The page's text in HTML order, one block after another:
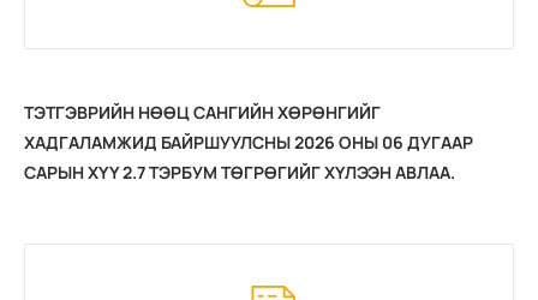
ТЭТГЭВРИЙН НӨӨЦ САНГИЙН ХӨРӨНГИЙГ
ХАДГАЛАМЖИД БАЙРШУУЛСНЫ 2026 ОНЫ 06 ДУГААР
САРЫН ХҮҮ 2.7 ТЭРБУМ ТӨГРӨГИЙГ ХҮЛЭЭН АВЛАА.